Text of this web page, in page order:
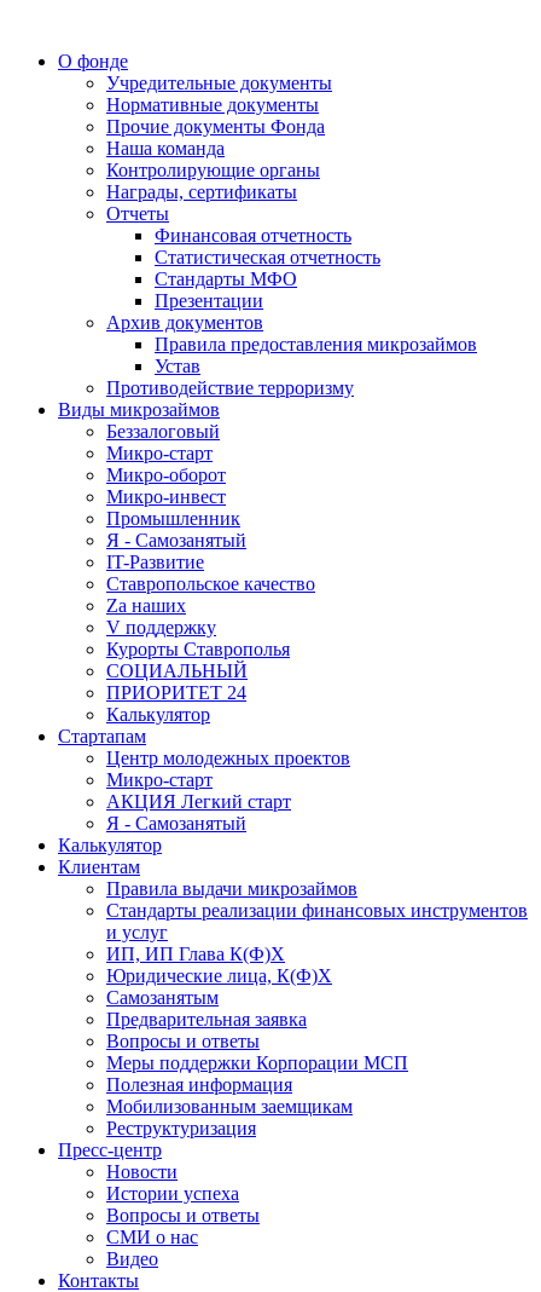
О фонде
Учредительные документы
Нормативные документы
Прочие документы Фонда
Наша команда
Контролирующие органы
Награды, сертификаты
Отчеты
Финансовая отчетность
Статистическая отчетность
Стандарты МФО
Презентации
Архив документов
Правила предоставления микрозаймов
Устав
Противодействие терроризму
Виды микрозаймов
Беззалоговый
Микро-старт
Микро-оборот
Микро-инвест
Промышленник
Я - Самозанятый
IT-Развитие
Ставропольское качество
Za наших
V поддержку
Курорты Ставрополья
СОЦИАЛЬНЫЙ
ПРИОРИТЕТ 24
Калькулятор
Стартапам
Центр молодежных проектов
Микро-старт
АКЦИЯ Легкий старт
Я - Самозанятый
Калькулятор
Клиентам
Правила выдачи микрозаймов
Стандарты реализации финансовых инструментов
и услуг
ИП, ИП Глава К(Ф)Х
Юридические лица, К(Ф)Х
Самозанятым
Предварительная заявка
Вопросы и ответы
Меры поддержки Корпорации МСП
Полезная информация
Мобилизованным заемщикам
Реструктуризация
Пресс-центр
Новости
Истории успеха
Вопросы и ответы
СМИ о нас
Видео
Контакты